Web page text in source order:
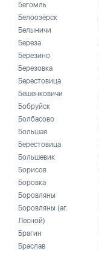
Бегомль
Белоозёрск
Белыничи
Береза
Березино
Березовка
Берестовица
Бешенковичи
Бобруйск
Болбасово
Большая
Берестовица
Большевик
Борисов
Боровка
Боровляны
Боровляны (аг.
Лесной)
Брагин
Браслав